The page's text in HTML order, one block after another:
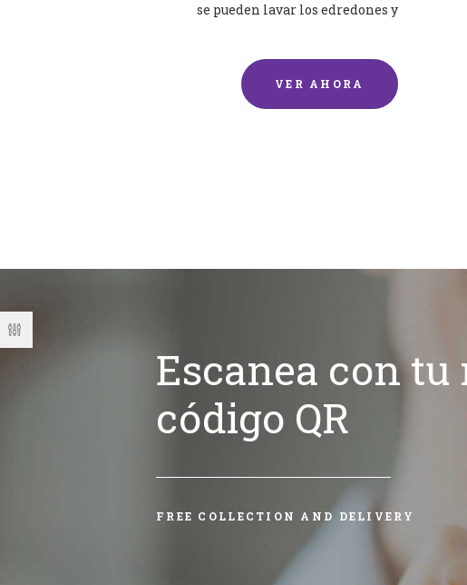
se pueden lavar los edredones y
VER AHORA
Escanea con
código QR
FREE COLLECTION AND DELIVERY